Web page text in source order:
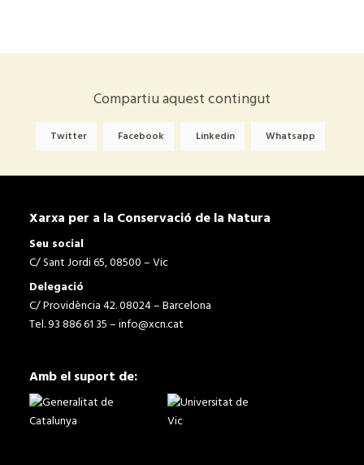
Compartiu aquest contingut
Twitter Facebook Linkedin Whatsapp
Xarxa per a la Conservació de la Natura
Seu social
C/ Sant Jordi 65, 08500 – Vic
Delegació
C/ Providència 42. 08024 – Barcelona
Tel. 93 886 61 35 –info@xcn.cat
Amb el suport de: